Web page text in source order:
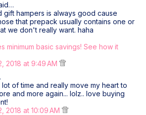
gift hampers is always good cause
that prepack usually contains one or
we don't really want. haha
minimum basic savings! See how it
2018 at 9:49 AM
of time and really move my heart to
and more again... lolz.. love buying
2018 at 10:09 AM